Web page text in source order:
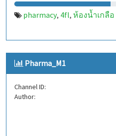
pharmacy, 4fl, ห้องน้ำเกลือ
Pharma_M1
Channel ID:
Author: